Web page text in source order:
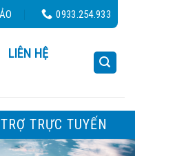
0933.254.933
LIÊN HỆ
TRỰC TUYẾN